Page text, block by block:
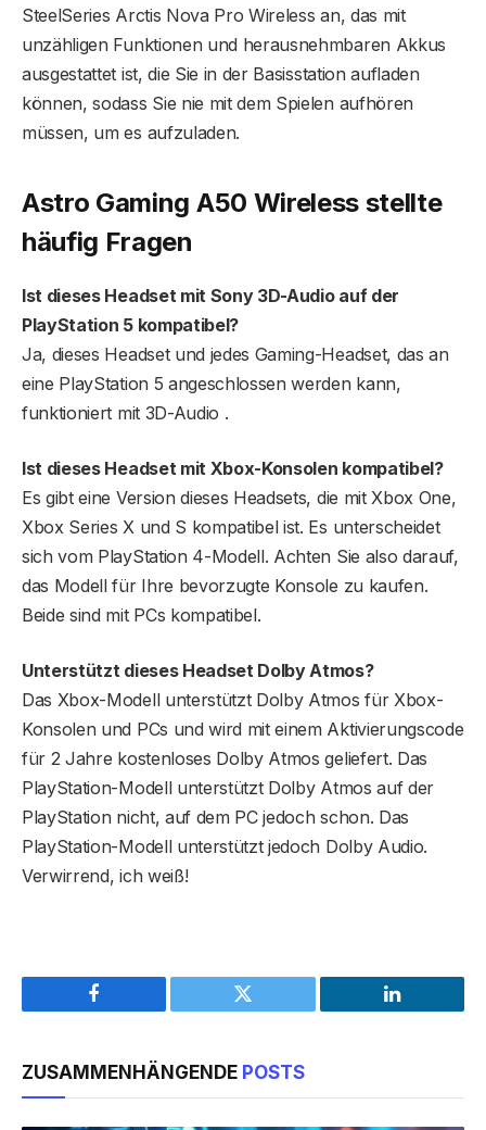
SteelSeries Arctis Nova Pro Wireless an, das mit
unzähligen Funktionen und herausnehmbaren Akkus
ausgestattet ist, die Sie in der Basisstation aufladen
können, sodass Sie nie mit dem Spielen aufhören
müssen, um es aufzuladen.
Astro Gaming A50 Wireless stellte
häufig Fragen
Ist dieses Headset mit Sony 3D-Audio auf der
PlayStation 5 kompatibel?
Ja, dieses Headset und jedes Gaming-Headset, das an
eine PlayStation 5 angeschlossen werden kann,
funktioniert mit 3D-Audio .
Ist dieses Headset mit Xbox-Konsolen kompatibel?
Es gibt eine Version dieses Headsets, die mit Xbox One,
Xbox Series X und S kompatibel ist. Es unterscheidet
sich vom PlayStation 4-Modell. Achten Sie also darauf,
das Modell für Ihre bevorzugte Konsole zu kaufen.
Beide sind mit PCs kompatibel.
Unterstützt dieses Headset Dolby Atmos?
Das Xbox-Modell unterstützt Dolby Atmos für Xbox-
Konsolen und PCs und wird mit einem Aktivierungscode
für 2 Jahre kostenloses Dolby Atmos geliefert. Das
PlayStation-Modell unterstützt Dolby Atmos auf der
PlayStation nicht, auf dem PC jedoch schon. Das
PlayStation-Modell unterstützt jedoch Dolby Audio.
Verwirrend, ich weiß!
Facebook Twitter LinkedIn
ZUSAMMENHÄNGENDE POSTS